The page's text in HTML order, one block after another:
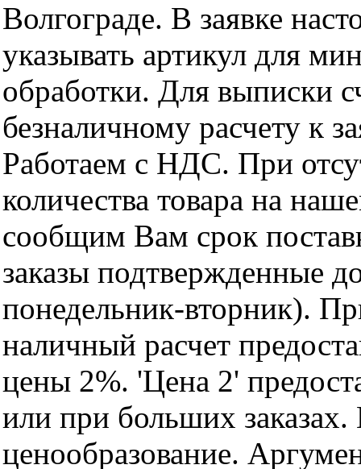
Волгограде. В заявке
указывать артикул для
обработки. Для выписки
безналичному расчету к
Работаем с НДС. При
количества товара на
сообщим Вам срок
заказы подтвержденные
понедельник-вторник).
наличный расчет
цены 2%. 'Цена 2'
или при больших
ценообразование.